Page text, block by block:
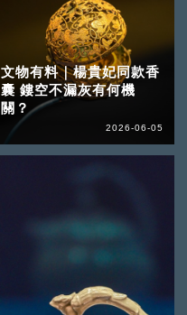
文物有料｜楊貴妃同款香
囊 鏤空不漏灰有何機
關？
2026-06-05